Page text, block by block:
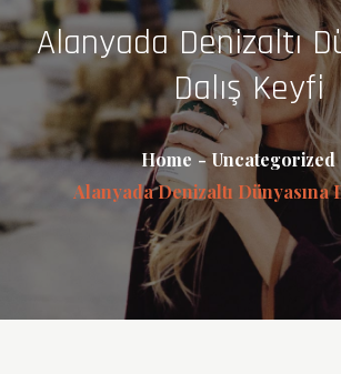
Alanyada Denizaltı
Dalış Keyfi
Home
Uncategorized
Alanyada Denizaltı Dünyasına